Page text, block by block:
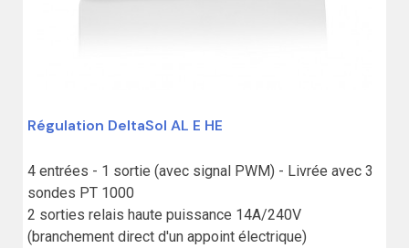
Régulation DeltaSol AL E HE
4 entrées - 1 sortie (avec signal PWM) - Livrée avec 3
sondes PT 1000
2 sorties relais haute puissance 14A/240V
(branchement direct d'un appoint électrique)